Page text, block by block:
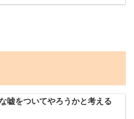
嘘をついてやろうかと考える